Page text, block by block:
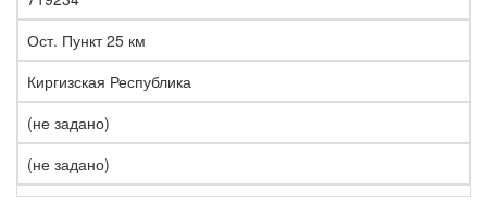
Ост. Пункт 25 км
Киргизская Республика
(не задано)
(не задано)